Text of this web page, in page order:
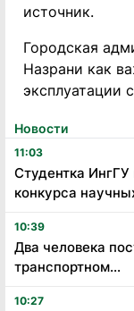
Новости
11:03
Студентка
конкурса
10:39
Два человека
транспортном...
10:27
источник.
Городская
Назрани как
эксплуатации